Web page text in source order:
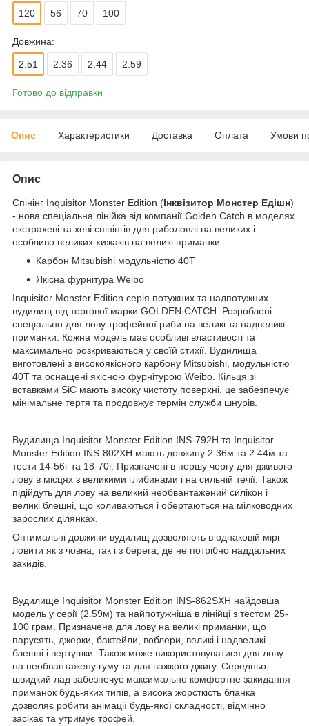
120 56 70 100
Довжина:
2.51 2.36 2.44 2.59
Готово до відправки
Опис Характеристики Доставка Оплата Умови
Опис
Спінінг Inquisitor Monster Edition (Інквізитор Монстер Едішн)
- нова спеціальна лінійка від компанії Golden Catch в моделях
екстрахеві та хеві спінінгів для риболовлі на великих і
особливо великих хижаків на великі приманки.
Карбон Mitsubishi модульністю 40Т
Якісна фурнітура Weibo
Inquisitor Monster Edition серія потужних та надпотужних
вудилищ від торгової марки GOLDEN CATCH. Розроблені
спеціально для лову трофейної риби на великі та надвеликі
приманки. Кожна модель має особливі властивості та
максимально розкриваються у своїй стихії. Вудилища
виготовлені з високоякісного карбону Mitsubishi, модульністю
40Т та оснащені якісною фурнітурою Weibo. Кільця зі
вставками SiC мають високу чистоту поверхні, це забезпечує
мінімальне тертя та продовжує термін служби шнурів.
Вудилища Inquisitor Monster Edition INS-792H та Inquisitor
Monster Edition INS-802XH мають довжину 2.36м та 2.44м та
тести 14-56г та 18-70г. Призначені в першу чергу для дживого
лову в місцях з великими глибинами і на сильній течії. Також
підійдуть для лову на великий необвантажений силікон і
великі блешні, що коливаються і обертаються на мілководних
зарослих ділянках.
Оптимальні довжини вудилищ дозволяють в однаковій мірі
ловити як з човна, так і з берега, де не потрібно наддальних
закидів.
Вудилище Inquisitor Monster Edition INS-862SXH найдовша
модель у серії (2.59м) та найпотужніша в лінійці з тестом 25-
100 грам. Призначена для лову на великі приманки, що
парусять, джерки, бактейли, воблери, великі і надвеликі
блешні і вертушки. Також може використовуватися для лову
на необвантажену гуму та для важкого джигу. Середньо-
швидкий лад забезпечує максимально комфортне закидання
приманок будь-яких типів, а висока жорсткість бланка
дозволяє робити анімації будь-якої складності, відмінно
засікає та утримує трофей.